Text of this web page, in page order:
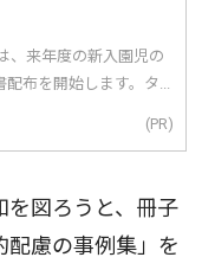
、来年度の新入園児の
布を開始します。タ...
(PR)
図ろうと、冊子
配慮の事例集」を